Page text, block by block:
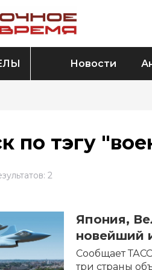
Новости
по тэгу
2
Япония,
новейший
Сообщает
три страны